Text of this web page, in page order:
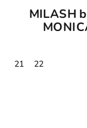
MILASH
21
22